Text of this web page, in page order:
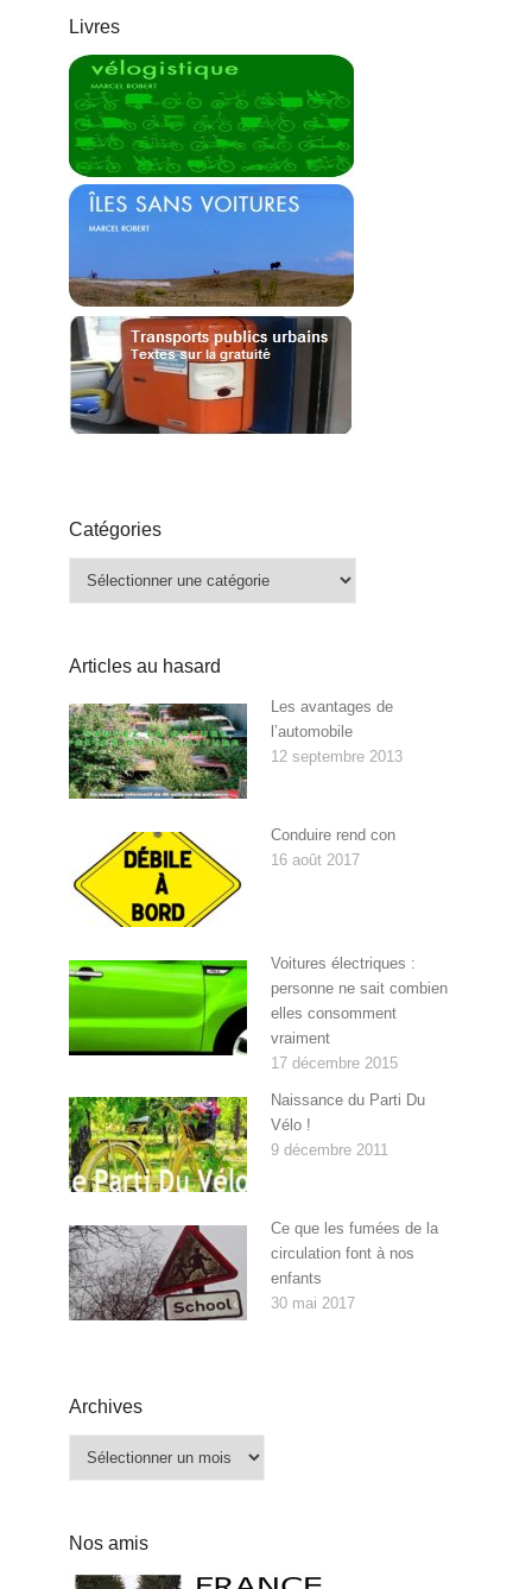
Livres
Catégories
Catégories
Articles au hasard
Les avantages de
l’automobile
12 septembre 2013
Conduire rend con
16 août 2017
Voitures électriques :
personne ne sait combien
elles consomment
vraiment
17 décembre 2015
Naissance du Parti Du
Vélo !
9 décembre 2011
Ce que les fumées de la
circulation font à nos
enfants
30 mai 2017
Archives
Archives
Nos amis